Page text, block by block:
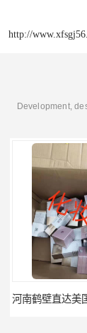
http://
Development,